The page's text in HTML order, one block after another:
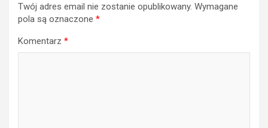
Twój adres email nie zostanie opublikowany. Wymagane
pola są oznaczone *
Komentarz *